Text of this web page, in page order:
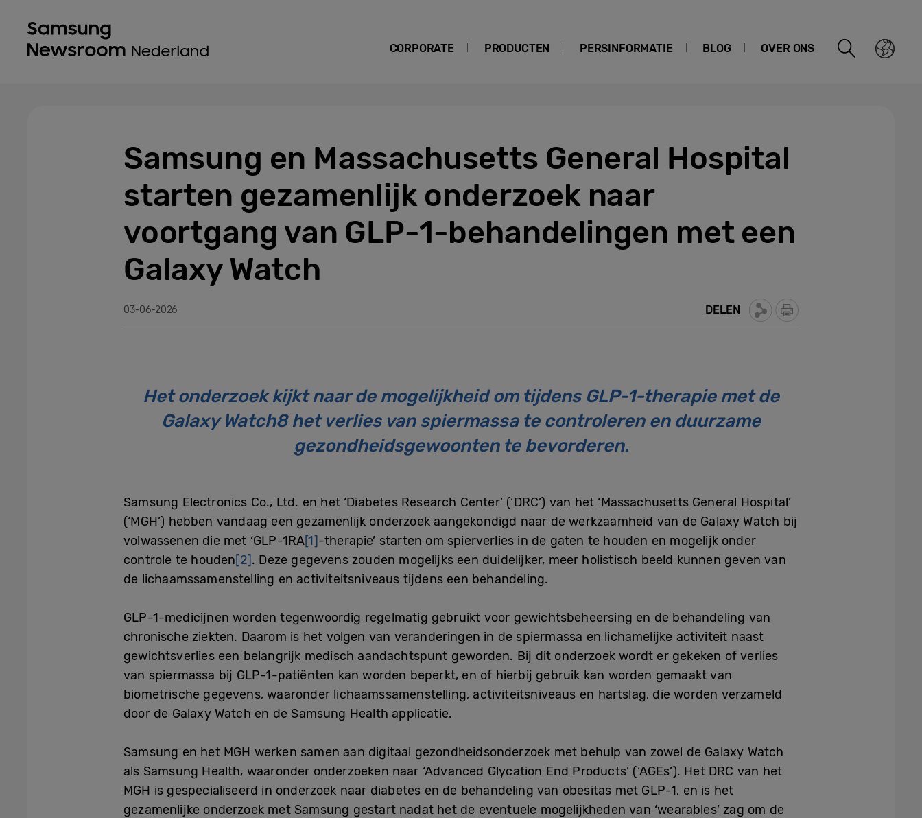
CORPORATE PRODUCTEN PERSINFORMATIE BLOG OVER ONS
Samsung en Massachusetts General Hospital
starten gezamenlijk onderzoek naar
voortgang van GLP-1-behandelingen met een
Galaxy Watch
03-06-2026 DELEN
Het onderzoek kijkt naar de mogelijkheid om tijdens GLP-1-therapie met de
Galaxy Watch8 het verlies van spiermassa te controleren en duurzame
gezondheidsgewoonten te bevorderen.
Samsung Electronics Co., Ltd. en het ‘Diabetes Research Center’ (‘DRC’) van het ‘Massachusetts General Hospital’
(‘MGH’) hebben vandaag een gezamenlijk onderzoek aangekondigd naar de werkzaamheid van de Galaxy Watch bij
volwassenen die met ‘GLP-1RA[1]-therapie’ starten om spierverlies in de gaten te houden en mogelijk onder
controle te houden[2]. Deze gegevens zouden mogelijks een duidelijker, meer holistisch beeld kunnen geven van
de lichaamssamenstelling en activiteitsniveaus tijdens een behandeling.
GLP-1-medicijnen worden tegenwoordig regelmatig gebruikt voor gewichtsbeheersing en de behandeling van
chronische ziekten. Daarom is het volgen van veranderingen in de spiermassa en lichamelijke activiteit naast
gewichtsverlies een belangrijk medisch aandachtspunt geworden. Bij dit onderzoek wordt er gekeken of verlies
van spiermassa bij GLP-1-patiënten kan worden beperkt, en of hierbij gebruik kan worden gemaakt van
biometrische gegevens, waaronder lichaamssamenstelling, activiteitsniveaus en hartslag, die worden verzameld
door de Galaxy Watch en de Samsung Health applicatie.
Samsung en het MGH werken samen aan digitaal gezondheidsonderzoek met behulp van zowel de Galaxy Watch
als Samsung Health, waaronder onderzoeken naar ‘Advanced Glycation End Products’ (‘AGEs’). Het DRC van het
MGH is gespecialiseerd in onderzoek naar diabetes en de behandeling van obesitas met GLP-1, en is het
gezamenlijke onderzoek met Samsung gestart nadat het de eventuele mogelijkheden van ‘wearables’ zag om de